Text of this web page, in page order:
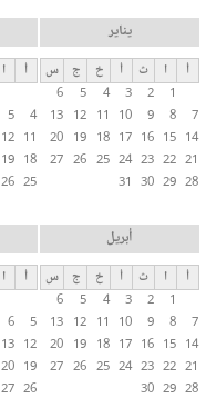
ب
ا
ت
ا
ل
أ
س
ا
س
ي
ة
يناير
أ ا ث أ خ ج
س
1
2
3
4
5
6
7
8
9
10
11
12
13
14
15
16
17
18
19
20
21
22
23
24
25
26
27
28
29
30
31
أ ا
4
5
11
12
18
19
25
26
أبريل
أ ا ث أ خ ج
س
1
2
3
4
5
6
7
8
9
10
11
12
13
14
15
16
17
18
19
20
21
22
23
24
25
26
27
28
29
30
أ ا
5
6
12
13
19
20
26
27